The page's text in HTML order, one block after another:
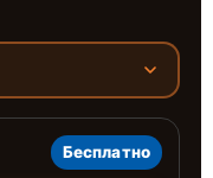
Бесплатно